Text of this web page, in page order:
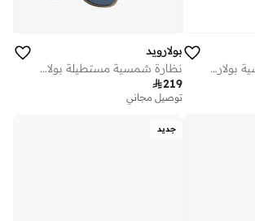
إطارات نظارات شمسية بولارويد مستطيلة
بولارويد
نظارة شمسية مستطيلة بولارويد
219
توصيل مجاني
جديد